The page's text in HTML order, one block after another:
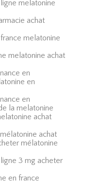
melatonine
achat
melatonine
melatonine achat
en
en
en
la melatonine
achat
achat
mélatonine
3 mg acheter
en france